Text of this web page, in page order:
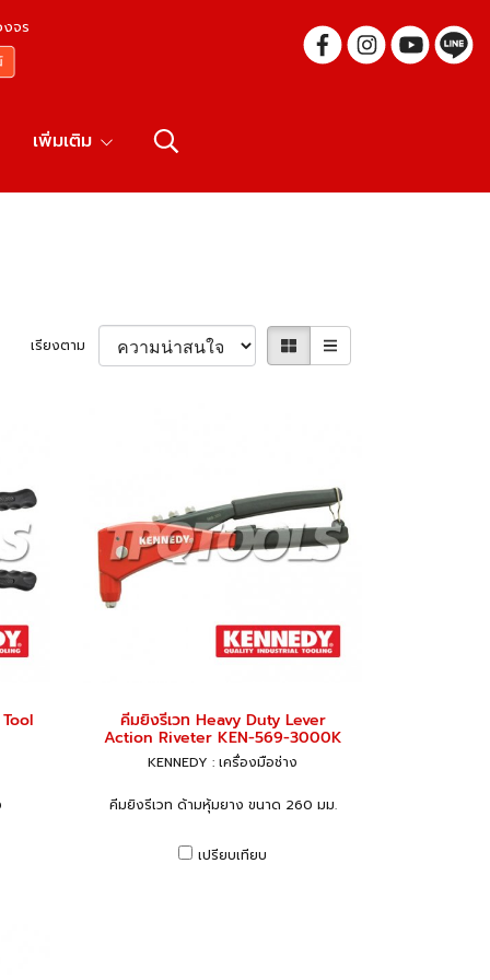
จร
เพิ่มเติม
เรียงตาม
คีมยิงรีเวท Heavy Duty Lever
Action Riveter KEN-569-3000K
KENNEDY : เครื่องมือช่าง
คีมยิงรีเวท ด้ามหุ้มยาง ขนาด 260 มม.
เปรียบเทียบ